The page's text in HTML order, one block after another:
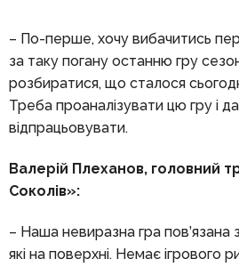
– По-перше, хочу вибачитись
за таку погану останню гру
розбиратися, що сталося
Треба проаналізувати цю гру і
відпрацьовувати.
Валерій Плеханов, головний
Соколів»:
– Наша невиразна гра пов’язана
які на поверхні. Немає ігрового